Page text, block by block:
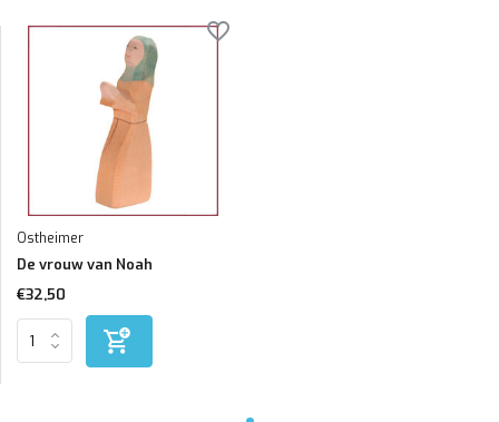
Ostheimer
De vrouw van Noah
€32,50